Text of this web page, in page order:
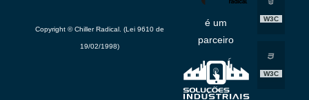
Copyright © Chiller Radical. (Lei 9610 de
19/02/1998)
é um
parceiro
W3C
W3C